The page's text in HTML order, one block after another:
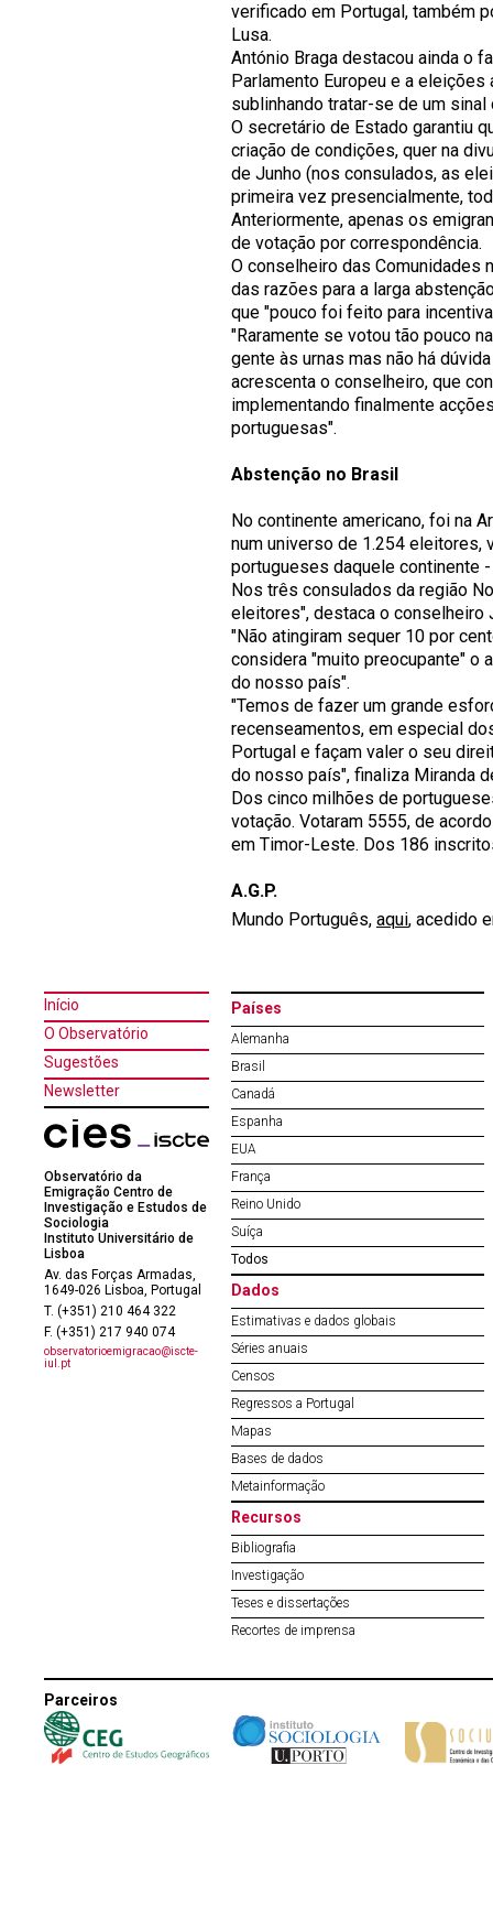
verificado em Portugal, também
Lusa.
António Braga destacou ainda o
Parlamento Europeu e a
sublinhando tratar-se de um
O secretário de Estado garantiu
criação de condições, quer na
de Junho (nos consulados, as
primeira vez presencialmente,
Anteriormente, apenas os
de votação por correspondência.
O conselheiro das Comunidades
das razões para a larga
que "pouco foi feito para
"Raramente se votou tão pouco
gente às urnas mas não há
acrescenta o conselheiro, que
implementando finalmente
portuguesas".
Abstenção no Brasil
No continente americano, foi na
num universo de 1.254 eleitores,
portugueses daquele continente
Nos três consulados da região
eleitores", destaca o conselheiro
"Não atingiram sequer 10 por
considera "muito preocupante" o
do nosso país".
"Temos de fazer um grande
recenseamentos, em especial
Portugal e façam valer o seu
do nosso país", finaliza Miranda
Dos cinco milhões de
votação. Votaram 5555, de
em Timor-Leste. Dos 186
A.G.P.
Mundo Português, aqui, acedido
Início
O Observatório
Sugestões
Newsletter
Observatório da
Emigração Centro de
Investigação e Estudos de
Sociologia
Instituto Universitário de
Lisboa
Av. das Forças Armadas,
1649-026 Lisboa, Portugal
T. (+351) 210 464 322
F. (+351) 217 940 074
observatorioemigracao@iscte-
iul.pt
Países
Alemanha
Brasil
Canadá
Espanha
EUA
França
Reino Unido
Suíça
Todos
Dados
Estimativas e dados globais
Séries anuais
Censos
Regressos a Portugal
Mapas
Bases de dados
Metainformação
Recursos
Bibliografia
Investigação
Teses e dissertações
Recortes de imprensa
Parceiros